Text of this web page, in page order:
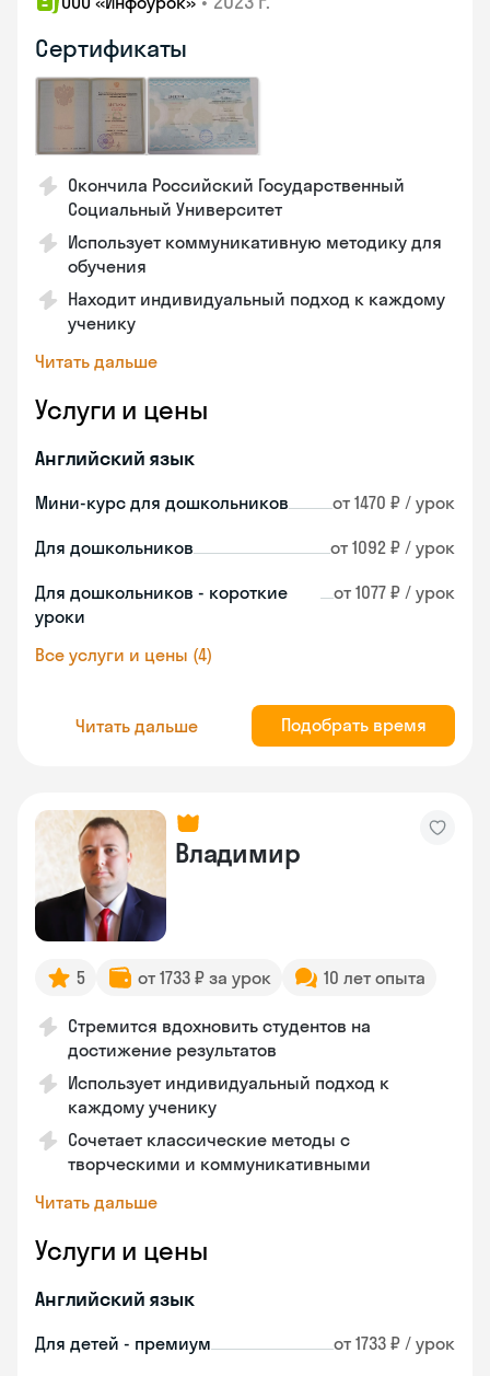
Сертификаты
Окончила Российский Государственный
Социальный Университет
Использует коммуникативную методику для
обучения
Находит индивидуальный подход к каждому
ученику
Читать дальше
Услуги и цены
Английский язык
Мини-курс для дошкольников от 1470 ₽ / урок
Для дошкольников от 1092 ₽ / урок
Для дошкольников - короткие
уроки
от 1077 ₽ / урок
Все услуги и цены (4)
Читать дальше Подобрать время
Владимир
5 от 1733 ₽ за урок 10 лет опыта
Стремится вдохновить студентов на
достижение результатов
Использует индивидуальный подход к
каждому ученику
Сочетает классические методы с
творческими и коммуникативными
Читать дальше
Услуги и цены
Английский язык
Для детей - премиум от 1733 ₽ / урок